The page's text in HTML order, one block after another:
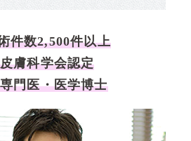
件数2,500件以上
膚科学会認定
門医・医学博士